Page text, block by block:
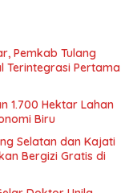
Pemkab Tulang
Terintegrasi Pertama
1.700 Hektar Lahan
Biru
Selatan dan Kajati
Bergizi Gratis di